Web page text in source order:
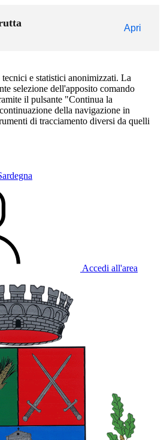
Apri
e statistici anonimizzati. La
selezione dell'apposito comando
il pulsante "Continua la
della navigazione in
di tracciamento diversi da quelli
Accedi all'area